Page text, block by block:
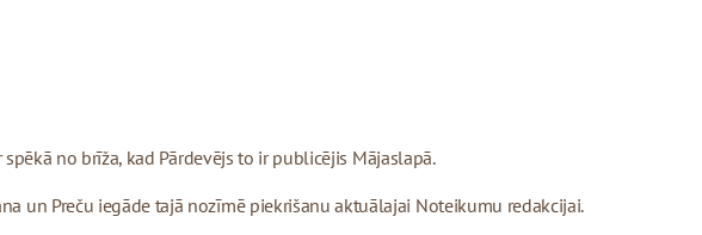
no brīža, kad Pārdevējs to ir publicējis Mājaslapā.
un Preču iegāde tajā nozīmē piekrišanu aktuālajai Noteikumu redakcijai.